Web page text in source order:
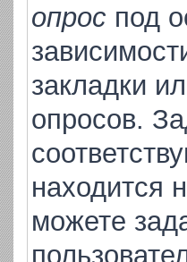
опрос под
закладки
опросов.
находится
можете